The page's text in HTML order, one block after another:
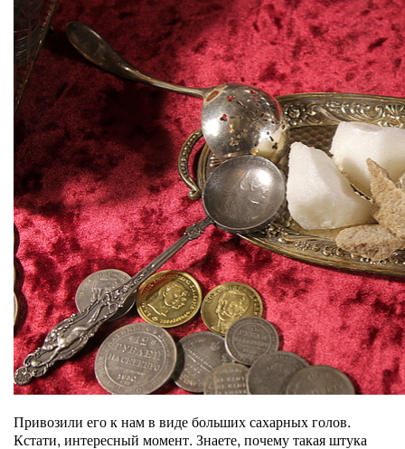
Привозили его к нам в виде больших сахарных голов.
Кстати, интересный момент. Знаете, почему такая штука